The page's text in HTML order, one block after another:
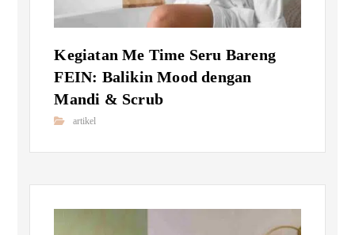
Kegiatan Me Time Seru Bareng
FEIN: Balikin Mood dengan
Mandi & Scrub
artikel